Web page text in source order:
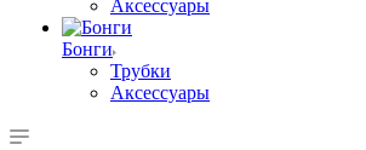
Аксессуары
Бонги
Трубки
Аксессуары